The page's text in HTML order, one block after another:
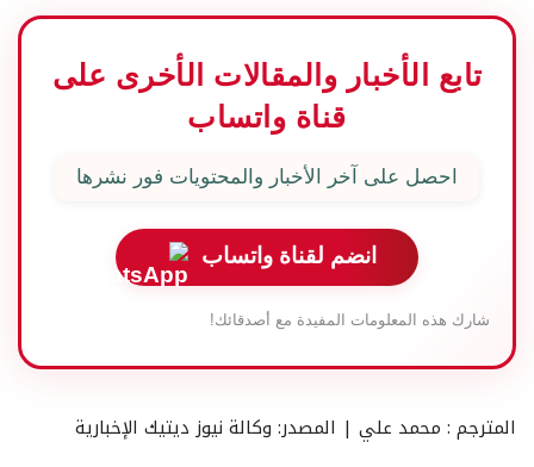
تابع الأخبار والمقالات الأخرى على
قناة واتساب
احصل على آخر الأخبار والمحتويات فور نشرها
انضم لقناة واتساب
شارك هذه المعلومات المفيدة مع أصدقائك!
المترجم : محمد علي | المصدر: وكالة نيوز ديتيك الإخبارية